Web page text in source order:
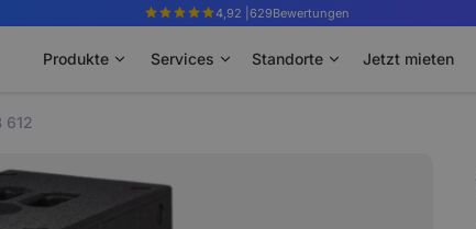
4,92 | 629Bewertungen
Produkte Services Standorte Jetzt mieten
612